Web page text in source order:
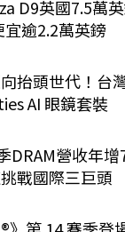
D9英國7.5萬
宜逾2.2萬英鎊
抬頭世代！台
AI 眼鏡套裝
DRAM營收年
戰國際三巨頭